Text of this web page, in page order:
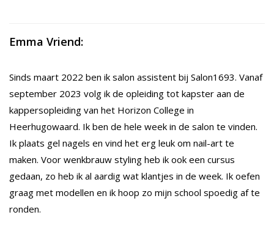
Emma Vriend:
Sinds maart 2022 ben ik salon assistent bij Salon1693. Vanaf
september 2023 volg ik de opleiding tot kapster aan de
kappersopleiding van het Horizon College in
Heerhugowaard. Ik ben de hele week in de salon te vinden.
Ik plaats gel nagels en vind het erg leuk om nail-art te
maken. Voor wenkbrauw styling heb ik ook een cursus
gedaan, zo heb ik al aardig wat klantjes in de week. Ik oefen
graag met modellen en ik hoop zo mijn school spoedig af te
ronden.